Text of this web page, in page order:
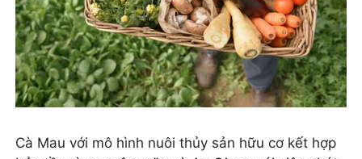
Cà Mau với mô hình nuôi thủy sản hữu cơ kết hợp